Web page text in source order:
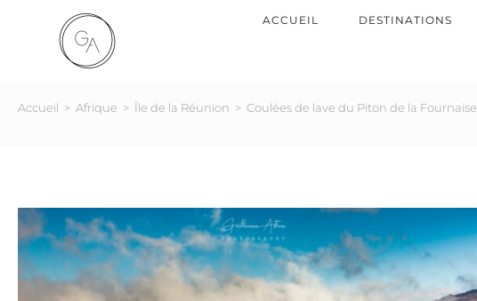
ACCUEIL DESTINATIONS
Accueil > Afrique > Île de la Réunion > Coulées de lave du Piton de la Fournaise